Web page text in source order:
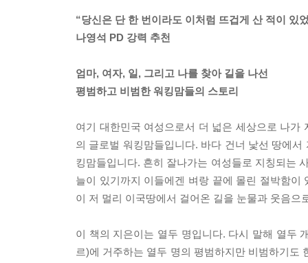
“당신은 단 한 번이라도 이처럼 뜨겁게 산 적이 있
나영석 PD 강력 추천
엄마, 여자, 일, 그리고 나를 찾아 길을 나선
평범하고 비범한 워킹맘들의 스토리
여기 대한민국 여성으로서 더 넓은 세상으로 나
의 글로벌 워킹맘들입니다. 바다 건너 낯선 땅에
킹맘들입니다. 흔히 잘나가는 여성들로 지칭되는
늘이 있기까지 이들에겐 벼랑 끝에 몰린 절박함
이 저 멀리 이국땅에서 걸어온 길을 눈물과 웃음으
이 책의 지은이는 열두 명입니다. 다시 말해 열두
르)에 거주하는 열두 명의 평범하지만 비범하기도